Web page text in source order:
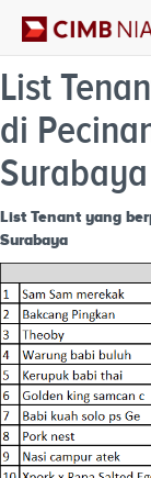
List
di
Surabaya
List Tenant yang
Surabaya